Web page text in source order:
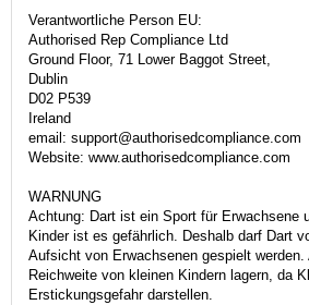
Verantwortliche Person EU:
Authorised Rep Compliance Ltd
Ground Floor, 71 Lower Baggot Street,
Dublin
D02 P539
Ireland
email: support@authorisedcompliance.com
Website: www.authorisedcompliance.com
WARNUNG
Achtung: Dart ist ein Sport für Erwachsene
Kinder ist es gefährlich. Deshalb darf Dart
Aufsicht von Erwachsenen gespielt werden.
Reichweite von kleinen Kindern lagern, da
Erstickungsgefahr darstellen.